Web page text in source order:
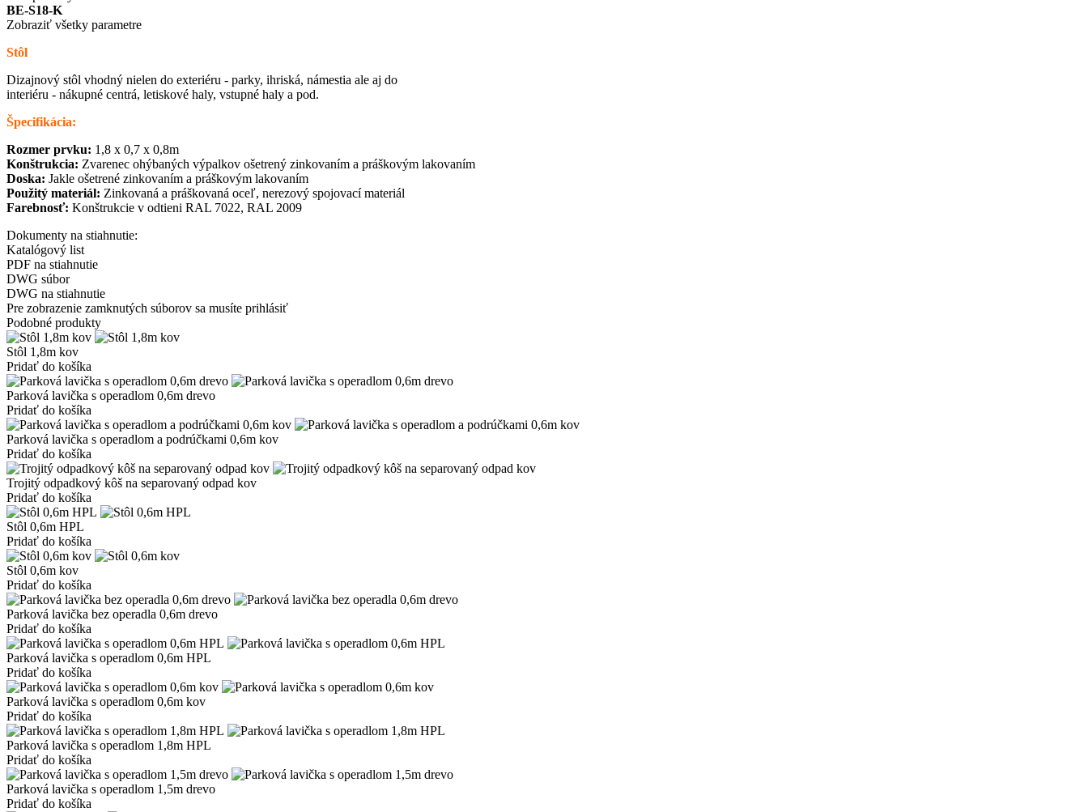
BE-S18-K
Zobraziť všetky parametre
Stôl
Dizajnový stôl vhodný nielen do exteriéru - parky, ihriská, námestia ale aj do
interiéru - nákupné centrá, letiskové haly, vstupné haly a pod.
Špecifikácia:
Rozmer prvku: 1,8 x 0,7 x 0,8m
Konštrukcia: Zvarenec ohýbaných výpalkov ošetrený zinkovaním a práškovým lakovaním
Doska: Jakle ošetrené zinkovaním a práškovým lakovaním
Použitý materiál: Zinkovaná a práškovaná oceľ, nerezový spojovací materiál
Farebnosť: Konštrukcie v odtieni RAL 7022, RAL 2009
Dokumenty na stiahnutie:
Katalógový list
PDF na stiahnutie
DWG súbor
DWG na stiahnutie
Pre zobrazenie zamknutých súborov sa musíte prihlásiť
Podobné produkty
Stôl 1,8m kov
Pridať do košíka
Parková lavička s operadlom 0,6m drevo
Pridať do košíka
Parková lavička s operadlom a podrúčkami 0,6m kov
Pridať do košíka
Trojitý odpadkový kôš na separovaný odpad kov
Pridať do košíka
Stôl 0,6m HPL
Pridať do košíka
Stôl 0,6m kov
Pridať do košíka
Parková lavička bez operadla 0,6m drevo
Pridať do košíka
Parková lavička s operadlom 0,6m HPL
Pridať do košíka
Parková lavička s operadlom 0,6m kov
Pridať do košíka
Parková lavička s operadlom 1,8m HPL
Pridať do košíka
Parková lavička s operadlom 1,5m drevo
Pridať do košíka